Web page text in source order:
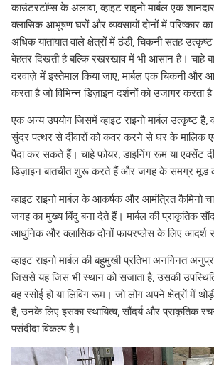
काउंटरटॉप्स के अलावा, व्हाइट राइनो मार्बल एक
क्लासिक आभूषण घरों और व्यवसायों दोनों में परिष्कार
अधिक यातायात वाले क्षेत्रों में ठंडी, चिकनी सतह
बेहतर दिखती है बल्कि रखरखाव में भी आसान है। चाहे
दरवाज़े में इस्तेमाल किया जाए, मार्बल एक चिकनी और
करता है जो विभिन्न डिज़ाइन दर्शनों को उजागर करता
एक अन्य उपयोग जिसमें व्हाइट राइनो मार्बल उत्कृष्ट है,
सुंदर पत्थर से दीवारों को कवर करने से घर के मालिक
पैदा कर सकते हैं। चाहे फोयर, डाइनिंग रूम या एक्सेंट
डिज़ाइन बातचीत शुरू करते हैं और जगह के समग्र मूड
व्हाइट राइनो मार्बल के आकर्षक और आमंत्रित कैमिनो
जगह का मुख्य बिंदु बना देते हैं। मार्बल की प्राकृतिक
आधुनिक और क्लासिक दोनों फायरप्लेस के लिए आदर्श
व्हाइट राइनो मार्बल की बहुमुखी प्रतिभा अनगिनत
जिससे यह जिस भी स्थान को सजाता है, उसकी
वह रसोई हो या लिविंग रूम। जो लोग अपने क्षेत्रों में
हैं, उनके लिए इसका स्थायित्व, सौंदर्य और प्राकृतिक
पसंदीदा विकल्प है।.